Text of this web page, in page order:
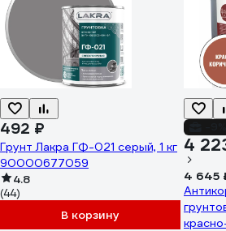
492 ₽
Грунт Лакра ГФ-021 серый, 1 кг
90000677059
4.8
(44)
В корзину
4
4 645